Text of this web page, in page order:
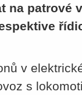
na patrové
v
s